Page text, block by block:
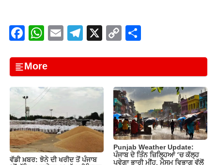
F
c
e
b
o
o
k
W
at
s
A
p
p
E
ail
T
e
gr
a
m
X C
p
y
Li
n
k
ar
e
More
ਵੱਡੀ ਖ਼ਬਰ: ਝੋਨੇ ਦੀ ਖਰੀਦ ਤੋਂ ਪੰਜਾਬ
Punjab Weather Update:
ਪੰਜਾਬ ਦੇ ਤਿੰਨ ਜ਼‍ਿਲ੍ਹਿਆਂ ‘ਚ ਕੱਲ੍ਹ